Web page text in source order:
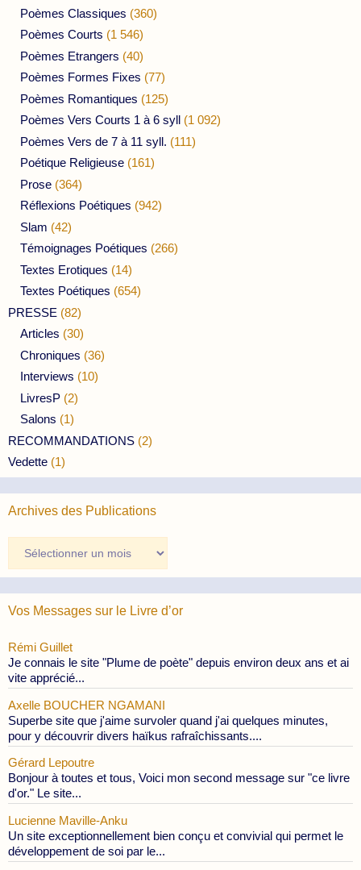
Poèmes Classiques (360)
Poèmes Courts (1 546)
Poèmes Etrangers (40)
Poèmes Formes Fixes (77)
Poèmes Romantiques (125)
Poèmes Vers Courts 1 à 6 syll (1 092)
Poèmes Vers de 7 à 11 syll. (111)
Poétique Religieuse (161)
Prose (364)
Réflexions Poétiques (942)
Slam (42)
Témoignages Poétiques (266)
Textes Erotiques (14)
Textes Poétiques (654)
PRESSE (82)
Articles (30)
Chroniques (36)
Interviews (10)
LivresP (2)
Salons (1)
RECOMMANDATIONS (2)
Vedette (1)
Archives des Publications
des
Publications
Vos Messages sur le Livre d’or
Rémi Guillet
Je connais le site "Plume de poète" depuis environ deux ans et ai
vite apprécié...
Axelle BOUCHER NGAMANI
Superbe site que j'aime survoler quand j'ai quelques minutes,
pour y découvrir divers haïkus rafraîchissants....
Gérard Lepoutre
Bonjour à toutes et tous, Voici mon second message sur "ce livre
d'or." Le site...
Lucienne Maville-Anku
Un site exceptionnellement bien conçu et convivial qui permet le
développement de soi par le...